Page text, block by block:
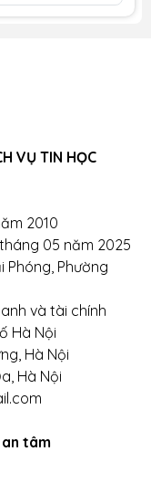
1 tiếng hết
ship cho đơn
chất lượng là
kết không bán
ảnh hưởng
Tường Chí
méo, tác
khi sử dụng
VỤ TIN HỌC
2010
05 năm 2025
Phóng, Phường
và tài chính
Hà Nội
Hà Nội
Hà Nội
tâm